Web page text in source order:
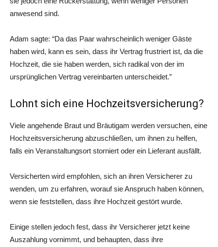
anwesend sind.
Adam sagte: “Da das Paar wahrscheinlich weniger Gäste
haben wird, kann es sein, dass ihr Vertrag frustriert ist, da die
Hochzeit, die sie haben werden, sich radikal von der im
ursprünglichen Vertrag vereinbarten unterscheidet.”
Lohnt sich eine Hochzeitsversicherung?
Viele angehende Braut und Bräutigam werden versuchen, eine
Hochzeitsversicherung abzuschließen, um ihnen zu helfen,
falls ein Veranstaltungsort storniert oder ein Lieferant ausfällt.
Versicherten wird empfohlen, sich an ihren Versicherer zu
wenden, um zu erfahren, worauf sie Anspruch haben können,
wenn sie feststellen, dass ihre Hochzeit gestört wurde.
Einige stellen jedoch fest, dass ihr Versicherer jetzt keine
Auszahlung vornimmt, und behaupten, dass ihre